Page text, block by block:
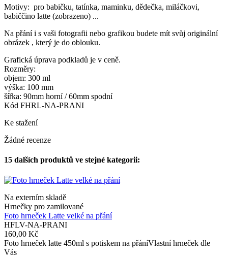
Motivy: pro babičku, tatínka, maminku, dědečka, miláčkovi,
babiččino latte (zobrazeno) ...
Na přání i s vaši fotografii nebo grafikou budete mít svůj originální
obrázek , který je do oblouku.
Grafická úprava podkladů je v ceně.
Rozměry:
objem: 300 ml
výška: 100 mm
šířka: 90mm horní / 60mm spodní
Kód FHRL-NA-PRANI
Ke stažení
Žádné recenze
15 dalších produktů ve stejné kategorii:
Na externím skladě
Hrnečky pro zamilované
Foto hrneček Latte velké na přání
HFLV-NA-PRANI
160,00 Kč
Foto hrneček latte 450ml s potiskem na přáníVlastní hrneček dle
Vás